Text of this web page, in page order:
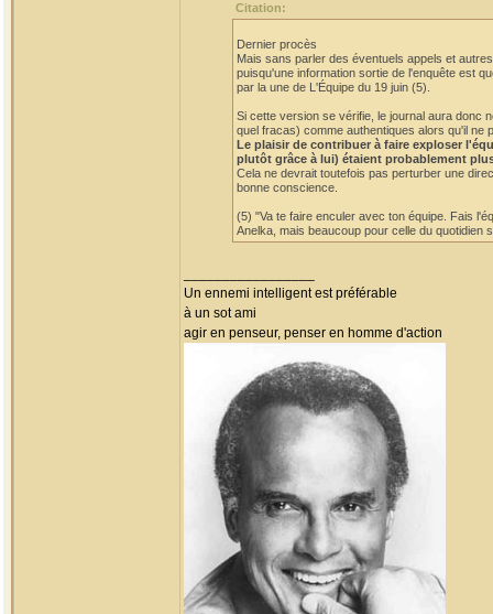
Citation:
Dernier procès
Mais sans parler des éventuels appels et
puisqu'une information sortie de l'enquête est
par la une de L'Équipe du 19 juin (5).
Si cette version se vérifie, le journal aura donc
quel fracas) comme authentiques alors qu'il ne
Le plaisir de contribuer à faire exploser
plutôt grâce à lui) étaient probablement
Cela ne devrait toutefois pas perturber une
bonne conscience.
(5) "Va te faire enculer avec ton équipe. Fais
Anelka, mais beaucoup pour celle du quotidien
Un ennemi intelligent est préférable
à un sot ami
agir en penseur, penser en homme d'action